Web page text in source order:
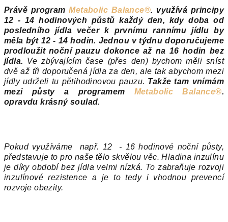
Právě programMetabolic Balance®. využívá principy
12 - 14 hodinových půstů každý den, kdy doba od
posledního jídla večer k prvnímu rannímu jídlu by
měla být 12 - 14 hodin. Jednou v týdnu doporučujeme
prodloužit noční pauzu dokonce až na 16 hodin bez
jídla. Ve zbývajícím čase (přes den) bychom měli sníst
dvě až tři doporučená jídla za den, ale tak abychom mezi
jídly udrželi tu pětihodinovou pauzu. Takže tam vnímám
mezi půsty a programem Metabolic Balance®.
opravdu krásný soulad.
Pokud využíváme např. 12 - 16 hodinové noční půsty,
představuje to pro naše tělo skvělou věc. Hladina inzulínu
je díky období bez jídla velmi nízká. To zabraňuje rozvoji
inzulínové rezistence a je to tedy i vhodnou prevencí
rozvoje obezity.